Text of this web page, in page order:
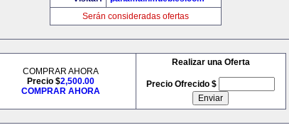
Serán consideradas ofertas
COMPRAR AHORA
Precio $2,500.00
COMPRAR AHORA
Realizar una Oferta
Precio Ofrecido $